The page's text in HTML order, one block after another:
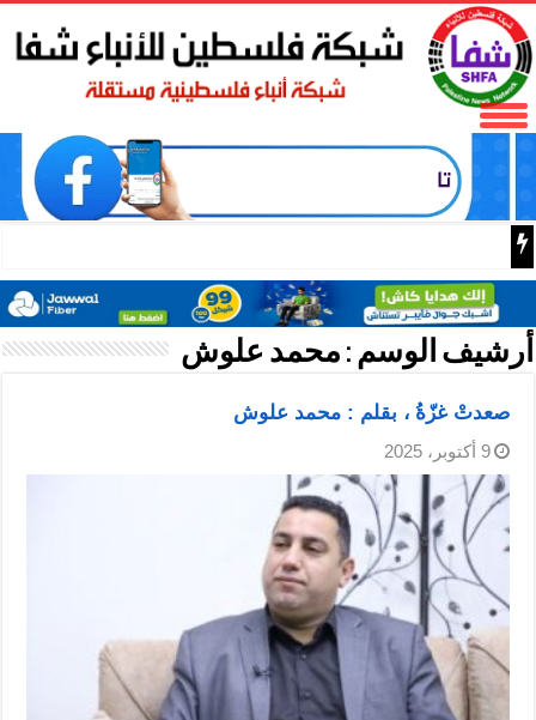
أرشيف الوسم : محمد علوش
صعدتْ غزّةُ ، بقلم : محمد علوش
9 أكتوبر، 2025